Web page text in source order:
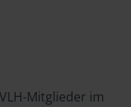
Mitglieder im